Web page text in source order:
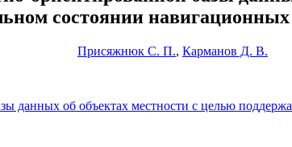
состоянии
Присяжнюк С. П., Карманов Д. В.
данных об объектах местности с целью